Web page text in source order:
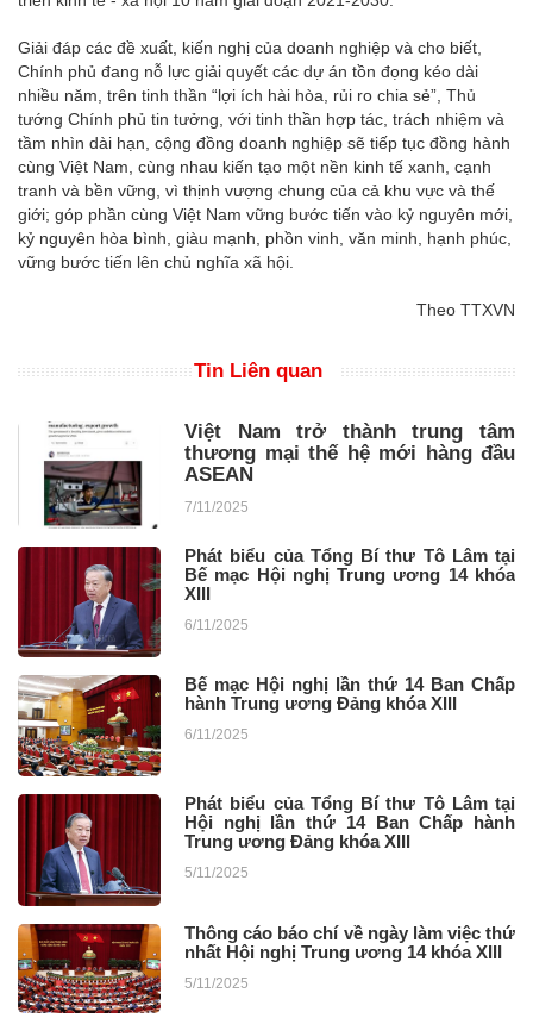
Giải đáp các đề xuất, kiến nghị của doanh nghiệp và cho biết,
Chính phủ đang nỗ lực giải quyết các dự án tồn đọng kéo dài
nhiều năm, trên tinh thần “lợi ích hài hòa, rủi ro chia sẻ”, Thủ
tướng Chính phủ tin tưởng, với tinh thần hợp tác, trách nhiệm và
tầm nhìn dài hạn, cộng đồng doanh nghiệp sẽ tiếp tục đồng hành
cùng Việt Nam, cùng nhau kiến tạo một nền kinh tế xanh, cạnh
tranh và bền vững, vì thịnh vượng chung của cả khu vực và thế
giới; góp phần cùng Việt Nam vững bước tiến vào kỷ nguyên mới,
kỷ nguyên hòa bình, giàu mạnh, phồn vinh, văn minh, hạnh phúc,
vững bước tiến lên chủ nghĩa xã hội.
Theo TTXVN
Tin Liên quan
Việt Nam trở thành trung tâm
thương mại thế hệ mới hàng đầu
ASEAN
7/11/2025
Phát biểu của Tổng Bí thư Tô Lâm tại
Bế mạc Hội nghị Trung ương 14 khóa
XIII
6/11/2025
Bế mạc Hội nghị lần thứ 14 Ban Chấp
hành Trung ương Đảng khóa XIII
6/11/2025
Phát biểu của Tổng Bí thư Tô Lâm tại
Hội nghị lần thứ 14 Ban Chấp hành
Trung ương Đảng khóa XIII
5/11/2025
Thông cáo báo chí về ngày làm việc thứ
nhất Hội nghị Trung ương 14 khóa XIII
5/11/2025